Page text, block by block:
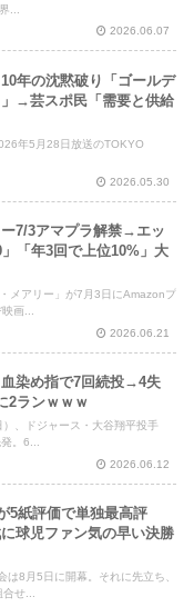
...
2026.06.07
年の沈黙破り「ゴールデ
→芸スポ民「需要と供給
年5月28日放送のTOKYO
2026.05.30
ー7/3アマプラ解禁→エッ
「年3回で上位10%」大
メアリー」が7月3日にAmazonプ
画...
2026.06.21
血染め指で7回続投→4失
2ランｗｗｗ
、ドジャース・大谷翔平投手
。6...
2026.06.12
5紙評価で単独最高評
球児ファン気の早い決勝
8月5日に開幕。それに先立ち、
合せ...